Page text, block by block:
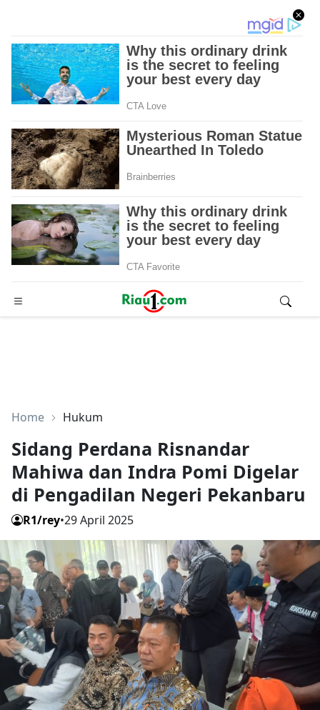
Advertisement
Home Hukum
Sidang Perdana Risnandar
Mahiwa dan Indra Pomi Digelar
di Pengadilan Negeri Pekanbaru
R1/rey•29 April 2025